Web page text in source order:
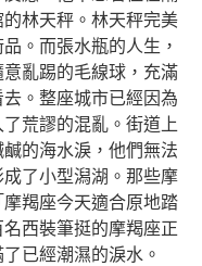
林天秤。林天秤完美
。而張水瓶的人生，
意亂踢的毛線球，充滿
。整座城市已經因為
荒謬的混亂。街道上
的海水淚，他們無法
了小型潟湖。那些摩
羯座今天適合原地踏
西裝筆挺的摩羯座正
已經潮濕的淚水。